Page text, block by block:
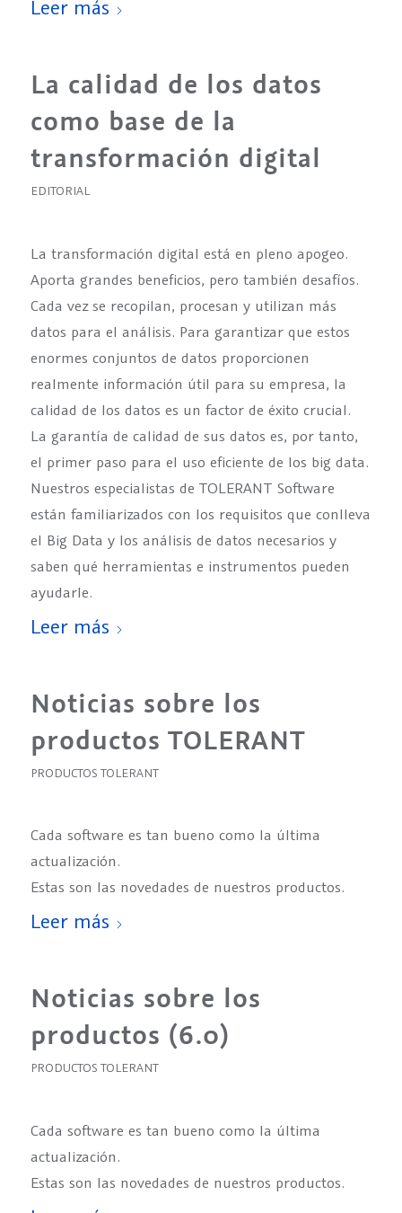
Leer más
La calidad de los datos
como base de la
transformación digital
EDITORIAL
La transformación digital está en pleno apogeo.
Aporta grandes beneficios, pero también desafíos.
Cada vez se recopilan, procesan y utilizan más
datos para el análisis. Para garantizar que estos
enormes conjuntos de datos proporcionen
realmente información útil para su empresa, la
calidad de los datos es un factor de éxito crucial.
La garantía de calidad de sus datos es, por tanto,
el primer paso para el uso eficiente de los big data.
Nuestros especialistas de TOLERANT Software
están familiarizados con los requisitos que conlleva
el Big Data y los análisis de datos necesarios y
saben qué herramientas e instrumentos pueden
ayudarle.
Leer más
Noticias sobre los
productos TOLERANT
PRODUCTOS TOLERANT
Cada software es tan bueno como la última
actualización.
Estas son las novedades de nuestros productos.
Leer más
Noticias sobre los
productos (6.0)
PRODUCTOS TOLERANT
Cada software es tan bueno como la última
actualización.
Estas son las novedades de nuestros productos.